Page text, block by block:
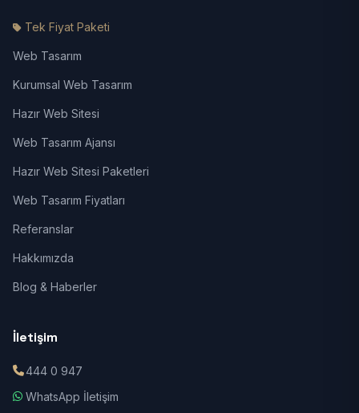
Tek Fiyat Paketi
Web Tasarım
Kurumsal Web Tasarım
Hazır Web Sitesi
Web Tasarım Ajansı
Hazır Web Sitesi Paketleri
Web Tasarım Fiyatları
Referanslar
Hakkımızda
Blog & Haberler
İletişim
444 0 947
WhatsApp İletişim